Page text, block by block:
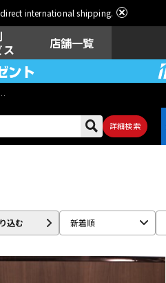
international shipping.
ス
店舗一覧
詳細検索
アンプ
込む 新着順